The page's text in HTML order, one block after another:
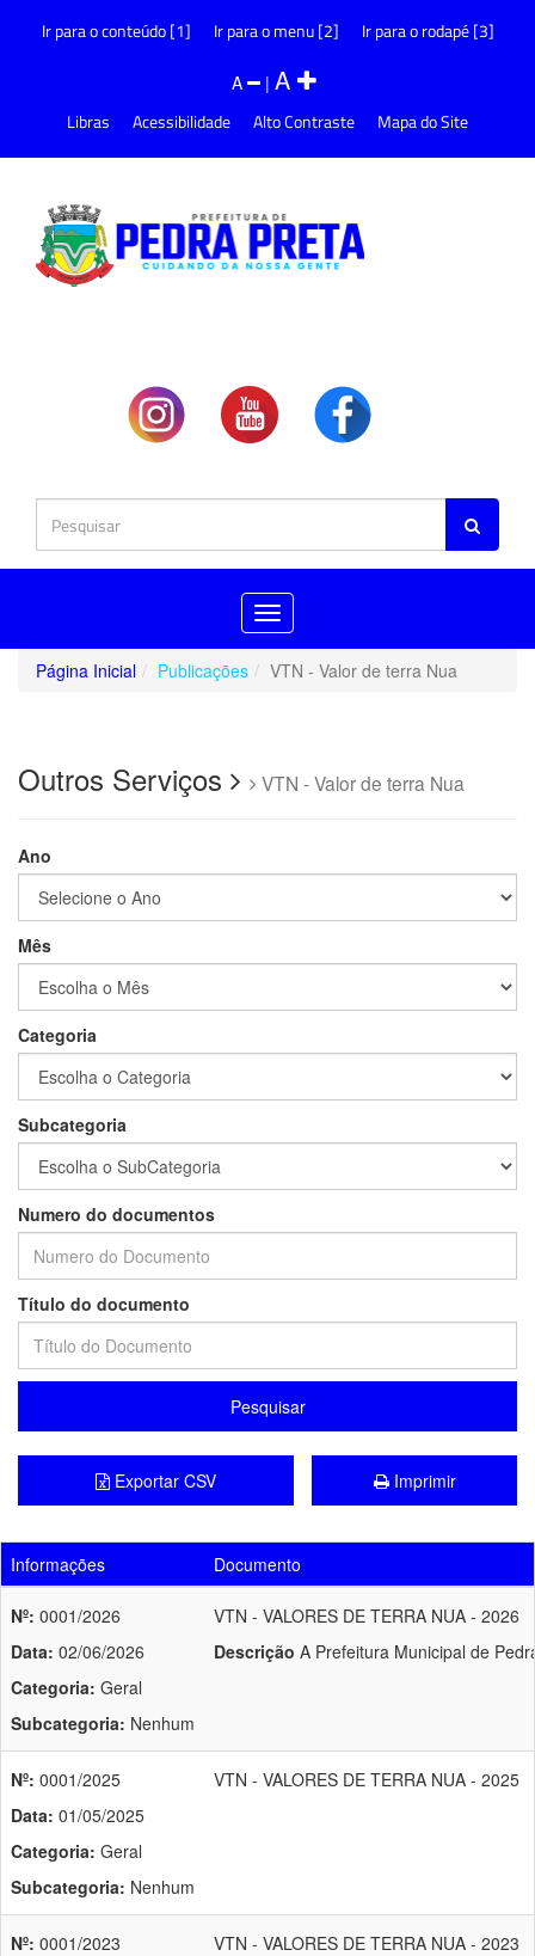
Ir para o conteúdo [1] Ir para o menu [2] Ir para o rodapé [3]
A |A
Libras Acessibilidade Alto Contraste Mapa do Site
Toggle
navigation
Página Inicial
Publicações VTN - Valor de terra Nua
Outros Serviços VTN - Valor de terra Nua
Ano
Mês
Categoria
Subcategoria
Numero do documentos
Título do documento
Pesquisar
Exportar CSV Imprimir
Informações Documento
Nº: 0001/2026
Data: 02/06/2026
Categoria: Geral
Subcategoria: Nenhum
VTN - VALORES DE TERRA NUA - 2026
Descrição A Prefeitura Municipal de
Nº: 0001/2025
Data: 01/05/2025
Categoria: Geral
Subcategoria: Nenhum
VTN - VALORES DE TERRA NUA - 2025
Nº: 0001/2023
VTN - VALORES DE TERRA NUA - 2023